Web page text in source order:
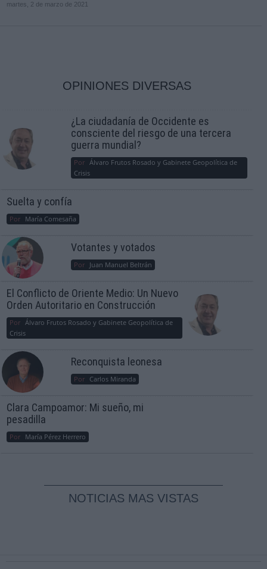
martes, 2 de marzo de 2021
OPINIONES DIVERSAS
¿La ciudadanía de Occidente es
consciente del riesgo de una tercera
guerra mundial?
Por Álvaro Frutos Rosado y Gabinete Geopolítica de
Crisis
Suelta y confía
Por María Comesaña
Votantes y votados
Por Juan Manuel Beltrán
El Conflicto de Oriente Medio: Un Nuevo
Orden Autoritario en Construcción
Por Álvaro Frutos Rosado y Gabinete Geopolítica de
Crisis
Reconquista leonesa
Por Carlos Miranda
Clara Campoamor: Mi sueño, mi
pesadilla
Por María Pérez Herrero
NOTICIAS MAS VISTAS